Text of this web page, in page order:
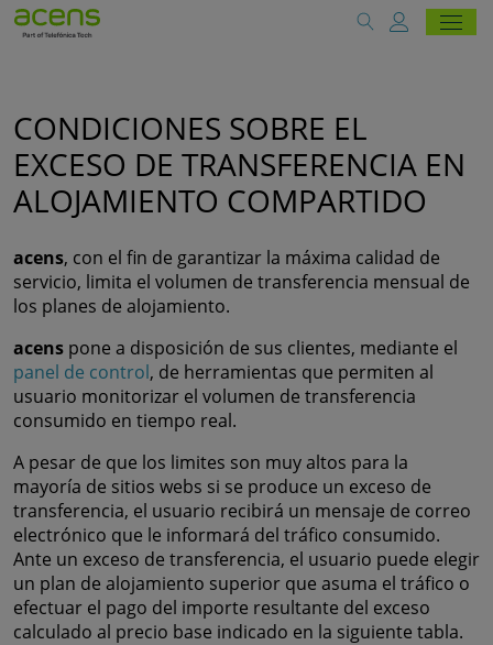
CONDICIONES SOBRE EL
EXCESO DE TRANSFERENCIA EN
ALOJAMIENTO COMPARTIDO
acens, con el fin de garantizar la máxima calidad de
servicio, limita el volumen de transferencia mensual de
los planes de alojamiento.
acens pone a disposición de sus clientes, mediante el
panel de control, de herramientas que permiten al
usuario monitorizar el volumen de transferencia
consumido en tiempo real.
A pesar de que los limites son muy altos para la
mayoría de sitios webs si se produce un exceso de
transferencia, el usuario recibirá un mensaje de correo
electrónico que le informará del tráfico consumido.
Ante un exceso de transferencia, el usuario puede elegir
un plan de alojamiento superior que asuma el tráfico o
efectuar el pago del importe resultante del exceso
calculado al precio base indicado en la siguiente tabla.